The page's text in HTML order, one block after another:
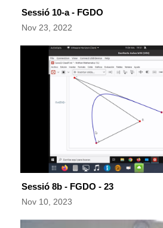
Sessió 10-a - FGDO
Nov 23, 2022
Sessió 8b - FGDO - 23
Nov 10, 2023